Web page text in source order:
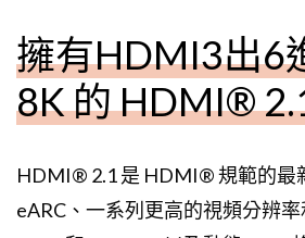
擁有HDMI3出6
8K 的 HDMI®
HDMI® 2.1 是 HDMI® 規範的最
eARC、一系列更高的視頻分辨